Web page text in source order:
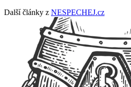
Další články z NESPECHEJ.cz